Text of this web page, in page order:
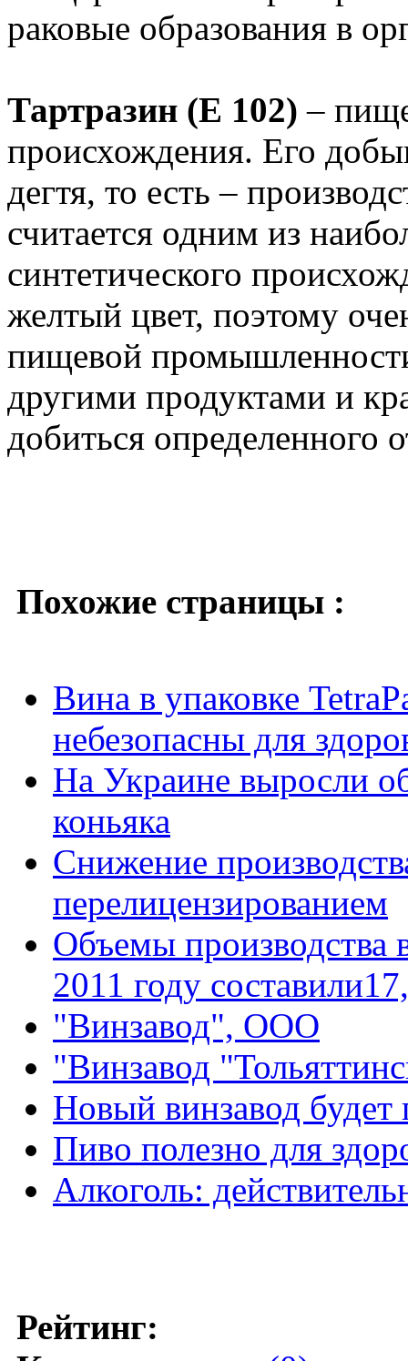
раковые образования в
Тартразин (Е 102)–
происхождения. Его
дегтя, то есть –
считается одним из
синтетического
желтый цвет, поэтому
пищевой
другими продуктами и
добиться определенного
Похожие страницы :
Вина в упаковке
небезопасны для
На Украине выросли
коньяка
Снижение
перелицензированием
Объемы производства
2011 году
"Винзавод", ООО
"Винзавод
Новый винзавод будет
Пиво полезно для
Алкоголь:
Рейтинг: